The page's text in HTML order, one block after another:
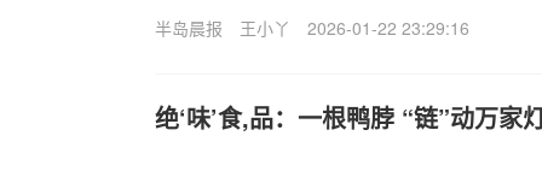
半岛晨报 王小丫 2026-01-22 23:29:16
绝‘味’食,品：一根鸭脖 “链”动万家